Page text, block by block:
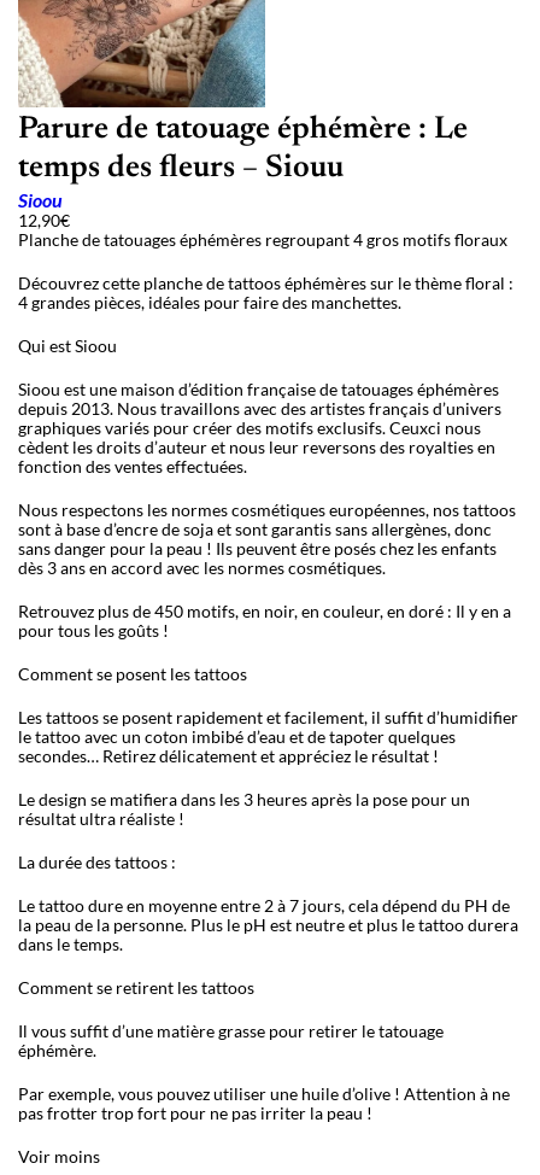
Parure de tatouage éphémère : Le
temps des fleurs – Siouu
Sioou
12,90€
Planche de tatouages éphémères regroupant 4 gros motifs floraux
Découvrez cette planche de tattoos éphémères sur le thème floral :
4 grandes pièces, idéales pour faire des manchettes.
Qui est Sioou
Sioou est une maison d’édition française de tatouages éphémères
depuis 2013. Nous travaillons avec des artistes français d’univers
graphiques variés pour créer des motifs exclusifs. Ceuxci nous
cèdent les droits d’auteur et nous leur reversons des royalties en
fonction des ventes effectuées.
Nous respectons les normes cosmétiques européennes, nos tattoos
sont à base d’encre de soja et sont garantis sans allergènes, donc
sans danger pour la peau ! Ils peuvent être posés chez les enfants
dès 3 ans en accord avec les normes cosmétiques.
Retrouvez plus de 450 motifs, en noir, en couleur, en doré : Il y en a
pour tous les goûts !
Comment se posent les tattoos
Les tattoos se posent rapidement et facilement, il suffit d’humidifier
le tattoo avec un coton imbibé d’eau et de tapoter quelques
secondes… Retirez délicatement et appréciez le résultat !
Le design se matifiera dans les 3 heures après la pose pour un
résultat ultra réaliste !
La durée des tattoos :
Le tattoo dure en moyenne entre 2 à 7 jours, cela dépend du PH de
la peau de la personne. Plus le pH est neutre et plus le tattoo durera
dans le temps.
Comment se retirent les tattoos
Il vous suffit d’une matière grasse pour retirer le tatouage
éphémère.
Par exemple, vous pouvez utiliser une huile d’olive ! Attention à ne
pas frotter trop fort pour ne pas irriter la peau !
Voir moins